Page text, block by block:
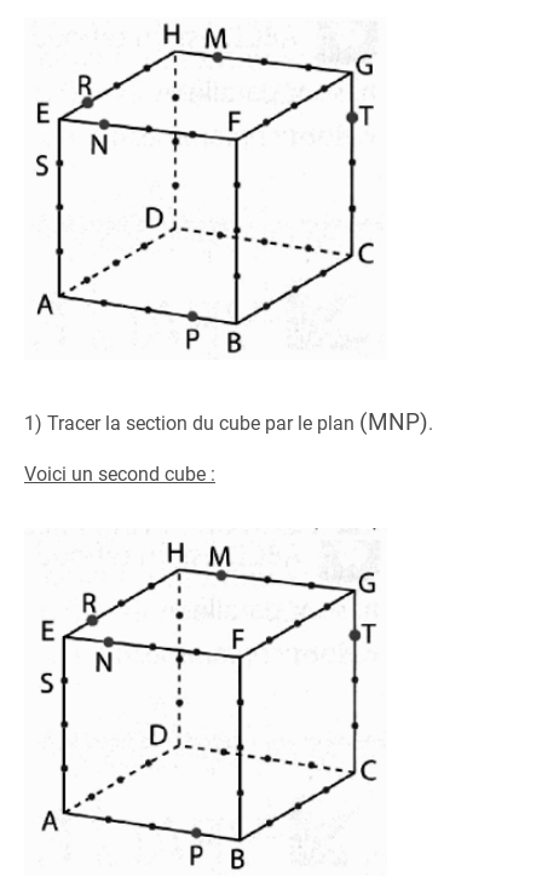
1) Tracer la section du cube par le plan (MNP).
Voici un second cube :